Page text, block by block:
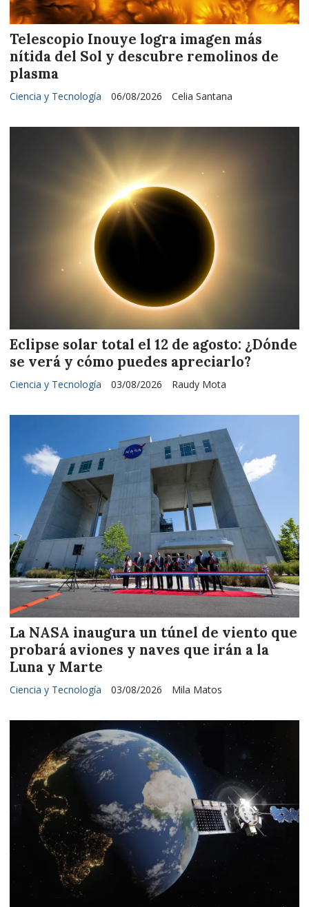
Telescopio Inouye logra imagen más
nítida del Sol y descubre remolinos de
plasma
Celia Santana
Ciencia y Tecnología 06/08/2026
Eclipse solar total el 12 de agosto: ¿Dónde
se verá y cómo puedes apreciarlo?
Raudy Mota
Ciencia y Tecnología 03/08/2026
La NASA inaugura un túnel de viento que
probará aviones y naves que irán a la
Luna y Marte
Mila Matos
Ciencia y Tecnología 03/08/2026